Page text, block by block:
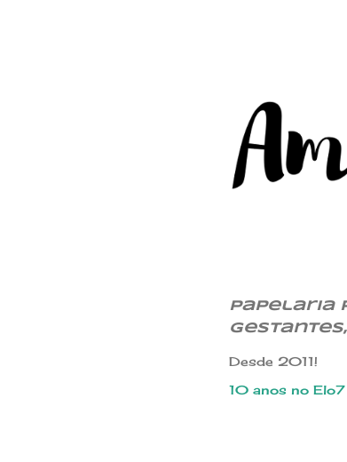
Papelaria
gestantes,
Desde 2011!
10 anos no Elo7